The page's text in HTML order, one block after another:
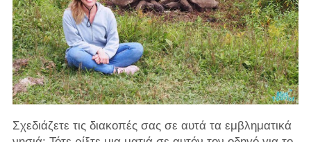
Σχεδιάζετε τις διακοπές σας σε αυτά τα εμβληματικά